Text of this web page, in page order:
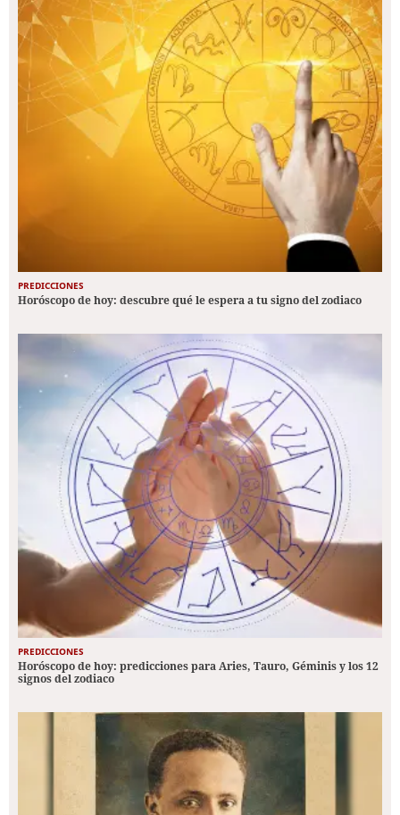
PREDICCIONES
Horóscopo de hoy: descubre qué le espera a tu signo del zodiaco
PREDICCIONES
Horóscopo de hoy: predicciones para Aries, Tauro, Géminis y los 12
signos del zodiaco